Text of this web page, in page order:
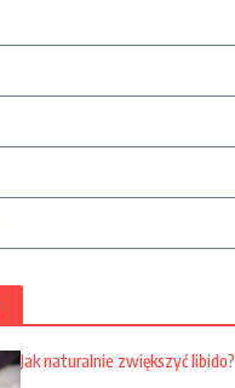
Jak naturalnie zwiększyć libido?